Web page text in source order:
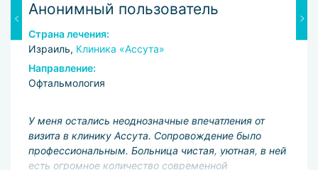
Анонимный пользователь
Страна лечения:
Израиль, Клиника «Ассута»
Направление:
Офтальмология
У меня остались неоднозначные впечатления от
визита в клинику Ассута. Сопровождение было
профессиональным. Больница чистая, уютная, в ней
есть огромное количество современной